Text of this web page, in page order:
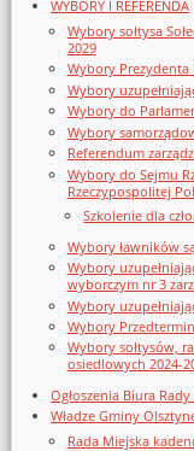
WYBORY I REFERENDA
Wybory sołtysa
2029
Wybory Prezydenta
Wybory
Wybory do
Wybory
Referendum
Wybory do Sejmu
Rzeczypospolitej
Szkolenie dla
Wybory ławników
Wybory
wyborczym nr 3
Wybory
Wybory
Wybory sołtysów,
osiedlowych 2024-
Ogłoszenia Biura
Władze Gminy
Rada Miejska